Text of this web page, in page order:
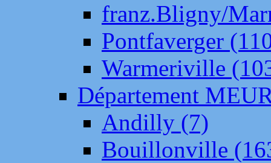
franz.Bligny/
Pontfaverger
Warmeriville
Département
Andilly (7)
Bouillonville